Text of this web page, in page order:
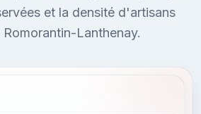
et la densité d'artisans
Lanthenay.